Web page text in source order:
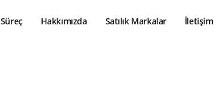
Süreç Hakkımızda Satılık Markalar İletişim